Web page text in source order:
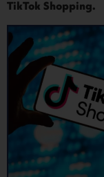
TikTok Shopping.